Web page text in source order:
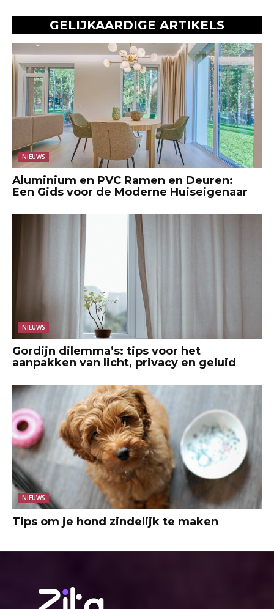
GELIJKAARDIGE ARTIKELS
NIEUWS
Aluminium en PVC Ramen en Deuren:
Een Gids voor de Moderne Huiseigenaar
NIEUWS
Gordijn dilemma’s: tips voor het
aanpakken van licht, privacy en geluid
NIEUWS
Tips om je hond zindelijk te maken